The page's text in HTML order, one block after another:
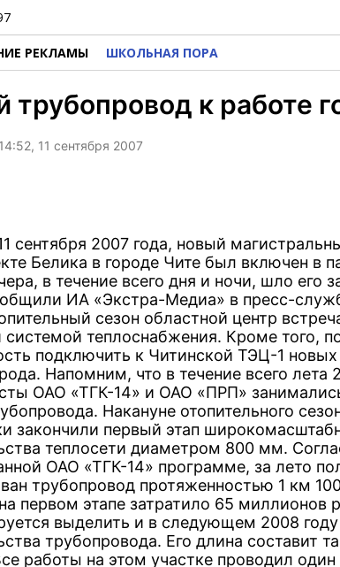
РЕКЛАМЫ ШКОЛЬНАЯ ПОРА
трубопровод к работе
11 сентября 2007
сентября 2007 года, новый
Белика в городе Чите был включен в
в течение всего дня и ночи, шло его
ИА «Экстра-Медиа» в пресс-
сезон областной центр
теплоснабжения. Кроме того,
подключить к Читинской ТЭЦ-1 новых
Напомним, что в течение всего лета
ОАО «ТГК-14» и ОАО «ПРП»
Накануне отопительного
закончили первый этап
теплосети диаметром 800 мм.
ОАО «ТГК-14» программе, за лето
трубопровод протяженностью 1 км
первом этапе затратило 65 миллионов
выделить и в следующем 2008 году
трубопровода. Его длина составит
работы на этом участке проводил один